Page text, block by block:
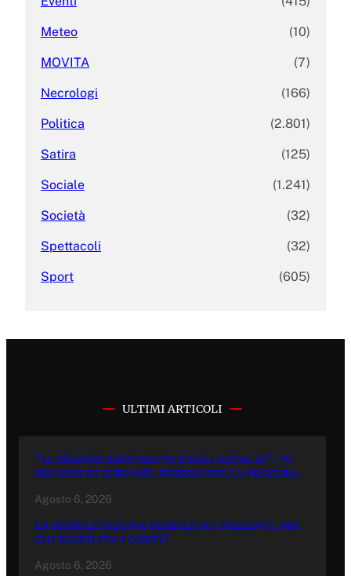
Meteo (10)
MOVITA (7)
Necrologi (166)
Politica (2.801)
Satira (125)
Sociale (1.241)
Società (32)
Spettacoli (32)
Sport (605)
ULTIMI ARTICOLI
“IL GRANDE BANCHETTO DEGLI APPALTI”: 70
MILIONI DI EURO NEL MIRINO DELLA PROCURA.
Agosto 6, 2026
LA RIABILITAZIONE RIABILITA I PAZIENTI, MA
CHI RIABILITA I CONTI?
Agosto 6, 2026